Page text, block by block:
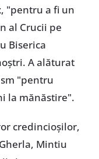
"pentru a fi un
al Crucii pe
Biserica
A alăturat
"pentru
la mănăstire".
credincioșilor,
Mintiu